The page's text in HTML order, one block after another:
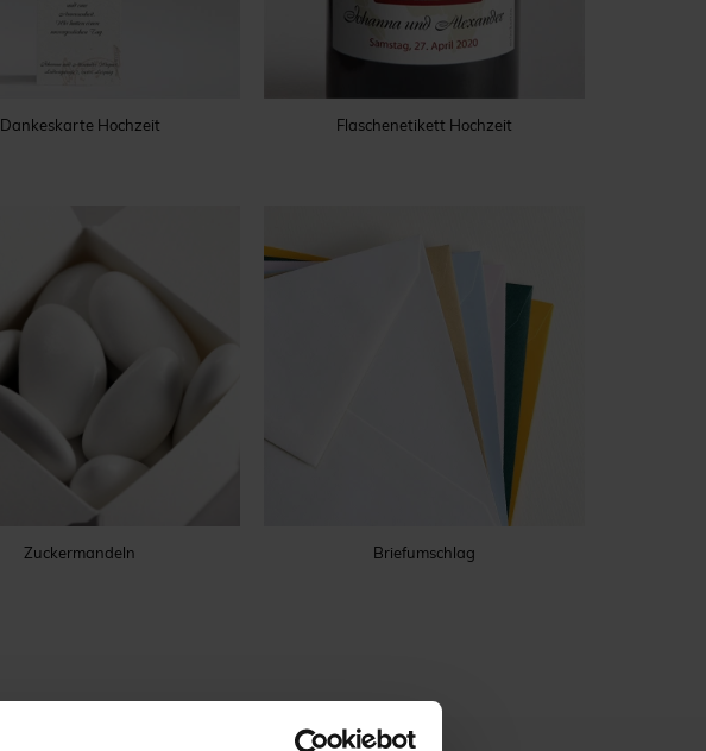
Dankeskarte Hochzeit Flaschenetikett Hochzeit
Zuckermandeln Briefumschlag